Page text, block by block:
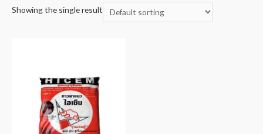
Showing the single result